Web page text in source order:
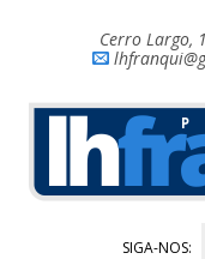
Cerro Largo,
SIGA-NOS: